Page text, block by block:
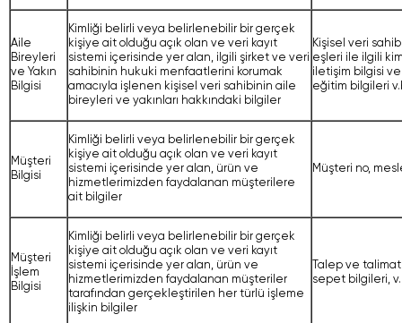
Aile
Bireyleri
ve Yakın
Bilgisi
Kimliği belirli veya belirlenebilir bir gerçek
kişiye ait olduğu açık olan ve veri kayıt
sistemi içerisinde yer alan, ilgili şirket ve veri
sahibinin hukuki menfaatlerini korumak
amacıyla işlenen kişisel veri sahibinin aile
bireyleri ve yakınları hakkındaki bilgiler
Kişisel veri
eşleri ile ilgili
iletişim bilgisi
eğitim bilgileri
Müşteri
Bilgisi
Kimliği belirli veya belirlenebilir bir gerçek
kişiye ait olduğu açık olan ve veri kayıt
sistemi içerisinde yer alan, ürün ve
hizmetlerimizden faydalanan müşterilere
ait bilgiler
Müşteri no,
Müşteri
İşlem
Bilgisi
Kimliği belirli veya belirlenebilir bir gerçek
kişiye ait olduğu açık olan ve veri kayıt
sistemi içerisinde yer alan, ürün ve
hizmetlerimizden faydalanan müşteriler
tarafından gerçekleştirilen her türlü işleme
ilişkin bilgiler
Talep ve
sepet bilgileri,